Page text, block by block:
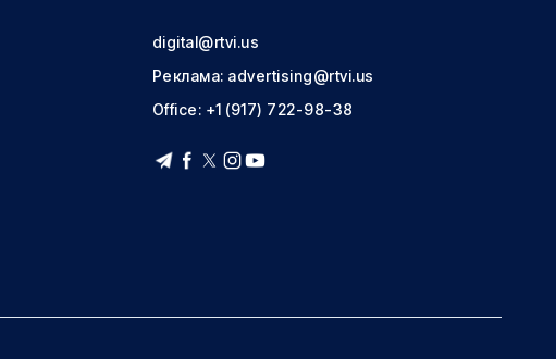
digital@rtvi.us
Реклама: advertising@rtvi.us
Office: +1 (917) 722-98-38